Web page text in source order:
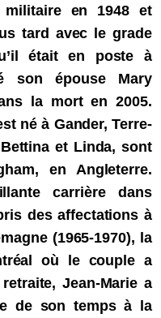
en 1948 et
tard avec le grade
était en poste à
son épouse Mary
la mort en 2005.
né à Gander, Terre-
et Linda, sont
en Angleterre.
carrière dans
des affectations à
(1965-1970), la
où le couple a
Jean-Marie a
de son temps à la